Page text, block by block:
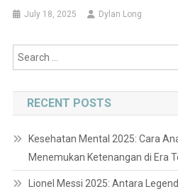
July 18, 2025 Dylan Long
RECENT POSTS
Kesehatan Mental 2025: Cara
Menemukan Ketenangan di Era
Lionel Messi 2025: Antara